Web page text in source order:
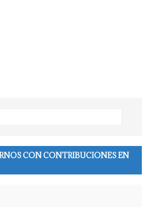
CON CONTRIBUCIONES EN